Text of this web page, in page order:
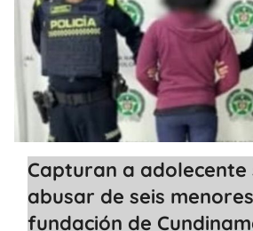
Capturan a adolecente
abusar de seis
fundación de